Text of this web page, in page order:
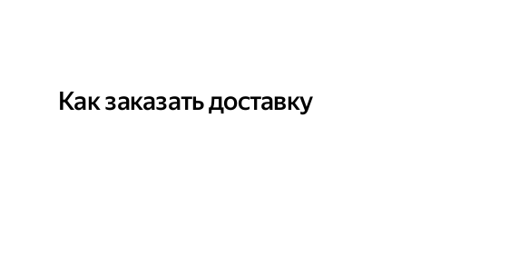
Как заказать доставку